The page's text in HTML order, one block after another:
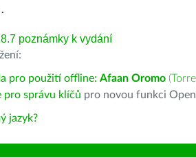
poznámky k vydání
pro použití offline: Afaan Oromo (
pro správu klíčů pro novou funkci
jazyk?